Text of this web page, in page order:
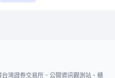
灣證券交易所、公開資訊觀測站、櫃